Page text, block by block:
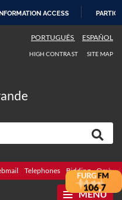
ACCESS
PORTUGUÊS ESPAÑOL
HIGH CONTRAST SITE MAP
Telephones Bidding
MENU